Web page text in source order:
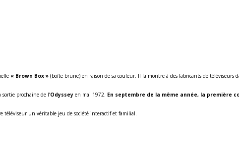
« Brown Box » (boîte brune) en raison de sa couleur. Il la montre à des fabricants de téléviseurs
prochaine de l’Odyssey en mai 1972. En septembre de la même année, la première
téléviseur un véritable jeu de société interactif et familial.